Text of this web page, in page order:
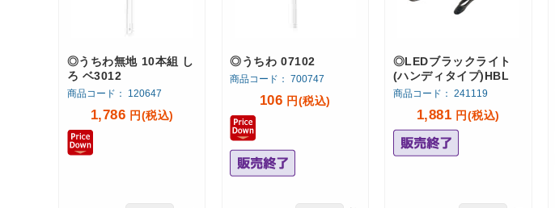
1,786 円(税込)
商品コード： 120647
◎うちわ無地 10本組 し
ろ ベ3012
106 円(税込)
商品コード： 700747
◎うちわ 07102
1,881 円(税込)
商品コード： 241119
◎LEDブラックライト
(ハンディタイプ)HBL